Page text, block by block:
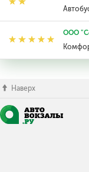
ООО
Наверх